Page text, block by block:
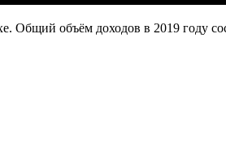
объём доходов в 2019 году